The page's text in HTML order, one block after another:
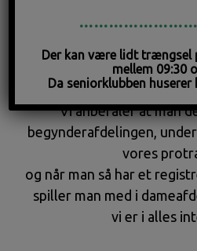
Det forhindre dog ikke i, at
selskabelige
løb.
Vi anbefaler at man
begynderafdelingen,
vores
og når man så har et
spiller man med i
vi er i alles
Der kan være lidt trængsel
mellem 09:30
Da seniorklubben huserer